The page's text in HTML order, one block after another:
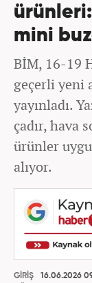
mini
BİM, 16-19
geçerli yeni
yayınladı.
çadır, hava
ürünler
alıyor.
GİRİŞ
16.06.2026